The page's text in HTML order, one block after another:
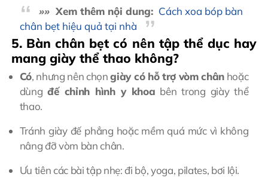
»»Xem thêm nội dung: Cách xoa bóp bàn
chân bẹt hiệu quả tại nhà
5. Bàn chân bẹt có nên tập thể dục hay
mang giày thể thao không?
Có, nhưng nên chọngiày có hỗ trợ vòm chân hoặc
dùngđế chỉnh hình y khoa bên trong giày thể
thao.
Tránh giày đế phẳng hoặc mềm quá mức vì không
nâng đỡ vòm bàn chân.
Ưu tiên các bài tập nhẹ: đi bộ, yoga, pilates, bơi lội.